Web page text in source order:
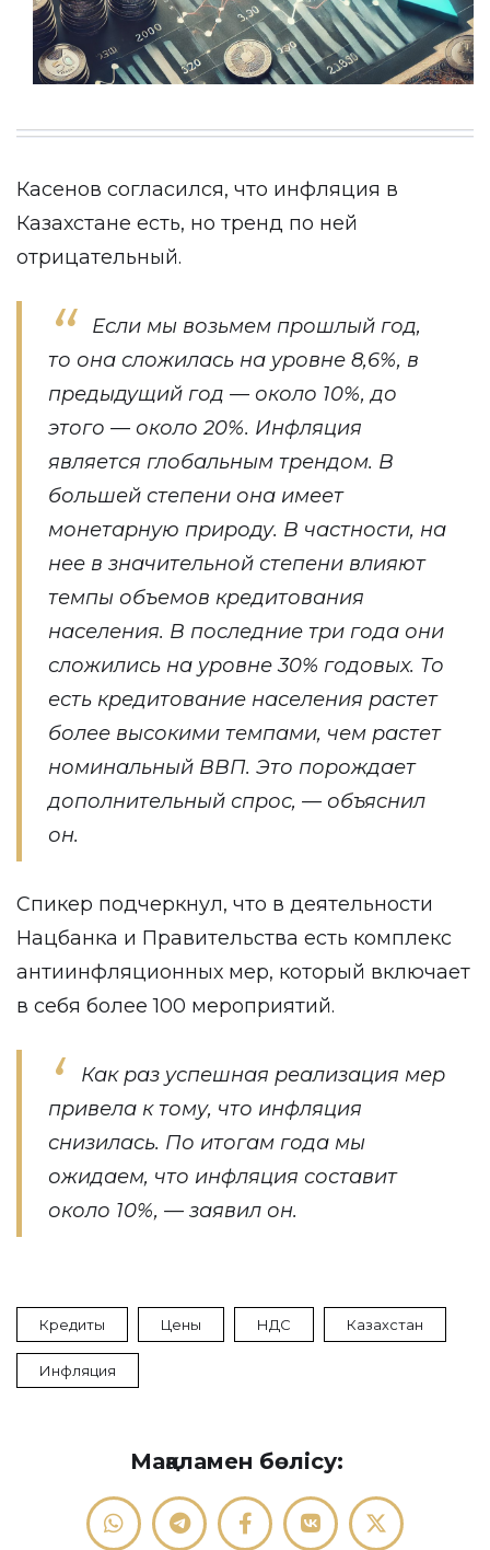
Касенов согласился, что инфляция в
Казахстане есть, но тренд по ней
отрицательный.
Если мы возьмем прошлый год,
то она сложилась на уровне 8,6%, в
предыдущий год — около 10%, до
этого — около 20%. Инфляция
является глобальным трендом. В
большей степени она имеет
монетарную природу. В частности, на
нее в значительной степени влияют
темпы объемов кредитования
населения. В последние три года они
сложились на уровне 30% годовых. То
есть кредитование населения растет
более высокими темпами, чем растет
номинальный ВВП. Это порождает
дополнительный спрос, — объяснил
он.
Спикер подчеркнул, что в деятельности
Нацбанка и Правительства есть комплекс
антиинфляционных мер, который включает
в себя более 100 мероприятий.
Как раз успешная реализация мер
привела к тому, что инфляция
снизилась. По итогам года мы
ожидаем, что инфляция составит
около 10%, — заявил он.
Кредиты Цены НДС Казахстан
Инфляция
Мақаламен бөлісу: